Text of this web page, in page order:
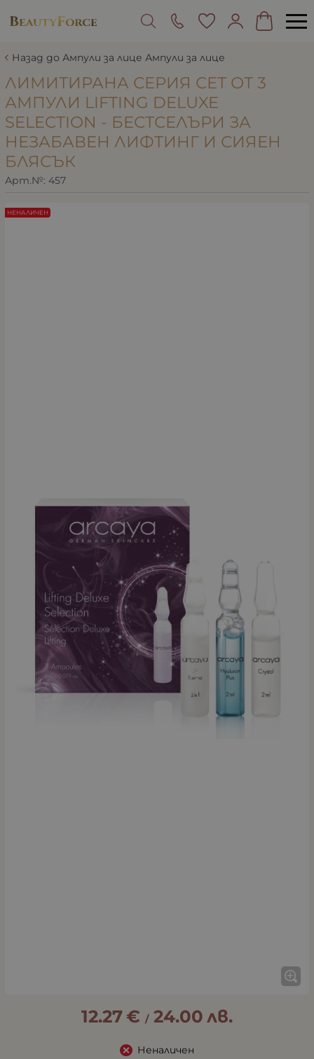
Назад до Ампули за лице Ампули за лице
ЛИМИТИРАНА СЕРИЯ СЕТ ОТ 3
АМПУЛИ LIFTING DELUXE
SELECTION - БЕСТСЕЛЪРИ ЗА
НЕЗАБАВЕН ЛИФТИНГ И СИЯЕН
БЛЯСЪК
Арт.№: 457
НЕНАЛИЧЕН
12.27 € / 24.00 лв.
Неналичен